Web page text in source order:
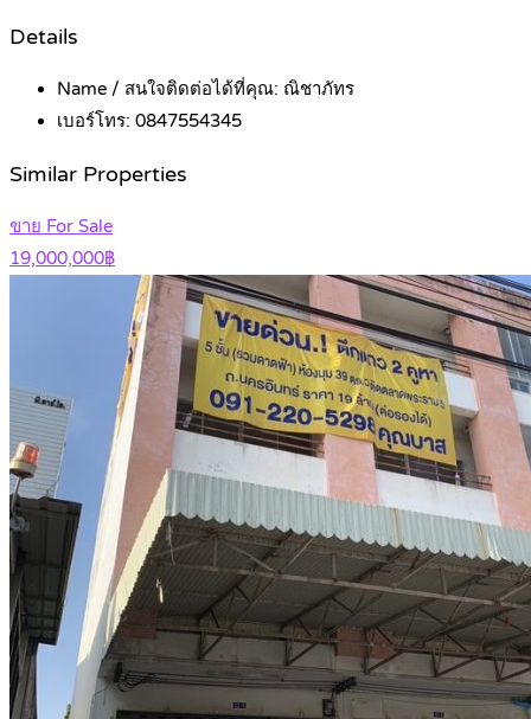
Details
Name / สนใจติดต่อได้ที่คุณ: ณิชาภัทร
เบอร์โทร: 0847554345
Similar Properties
ขาย For Sale
19,000,000฿